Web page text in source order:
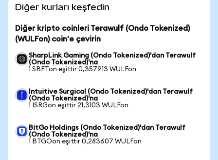
Diğer kurları keşfedin
Diğer kripto coinleri Terawulf (Ondo Tokenized)
(WULFon) coin'e çevirin
SharpLink Gaming (Ondo Tokenized)'dan Terawulf
(Ondo Tokenized)'na
1 SBETon eşittir 0,357913 WULFon
Intuitive Surgical (Ondo Tokenized)'dan Terawulf
(Ondo Tokenized)'na
1 ISRGon eşittir 21,3103 WULFon
BitGo Holdings (Ondo Tokenized)'dan Terawulf
(Ondo Tokenized)'na
1 BTGOon eşittir 0,283607 WULFon